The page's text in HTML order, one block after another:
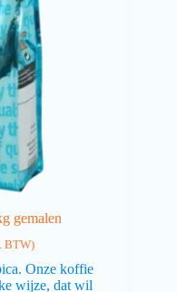
gemalen
BTW)
Onze koffie
wijze, dat wil